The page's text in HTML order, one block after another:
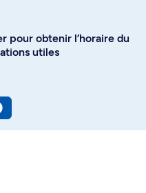
pour obtenir l’horaire du
utiles